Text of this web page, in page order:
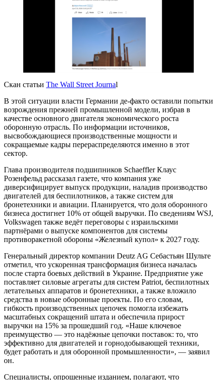
Скан статьи The Wall Street Journal
В этой ситуации власти Германии де-факто оставили попытки
возрождения прежней промышленной модели, избрав в
качестве основного двигателя экономического роста
оборонную отрасль. По информации источников,
высвобождающиеся производственные мощности и
сокращаемые кадры перераспределяются именно в этот
сектор.
Глава производителя подшипников Schaeffler Клаус
Розенфельд рассказал газете, что компания уже
диверсифицирует выпуск продукции, наладив производство
двигателей для беспилотников, а также систем для
бронетехники и авиации. Планируется, что доля оборонного
бизнеса достигнет 10% от общей выручки. По сведениям WSJ,
Volkswagen также ведёт переговоры с израильскими
партнёрами о выпуске компонентов для системы
противоракетной обороны «Железный купол» к 2027 году.
Генеральный директор компании Deutz AG Себастьян Шульте
отметил, что ускоренная трансформация бизнеса началась
после старта боевых действий в Украине. Предприятие уже
поставляет силовые агрегаты для систем Patriot, беспилотных
летательных аппаратов и бронетехники, а также вложило
средства в новые оборонные проекты. По его словам,
гибкость производственных цепочек помогла избежать
масштабных сокращений штата и обеспечила прирост
выручки на 15% за прошедший год. «Наше ключевое
преимущество — это надёжные цепочки поставок: то, что
эффективно для двигателей и горнодобывающей техники,
будет работать и для оборонной промышленности», — заявил
он.
Специалисты, опрошенные изданием, полагают, что